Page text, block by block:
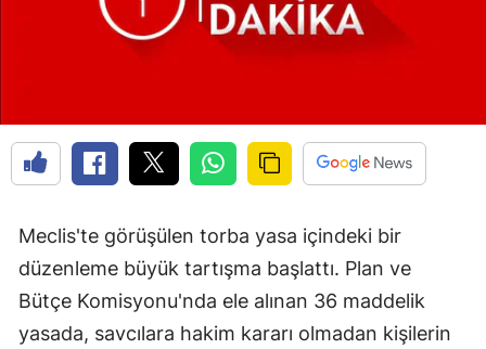
Meclis'te görüşülen torba yasa içindeki bir
düzenleme büyük tartışma başlattı. Plan ve
Bütçe Komisyonu'nda ele alınan 36 maddelik
yasada, savcılara hakim kararı olmadan kişilerin